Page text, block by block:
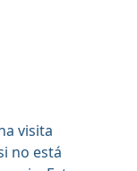
visita
no está